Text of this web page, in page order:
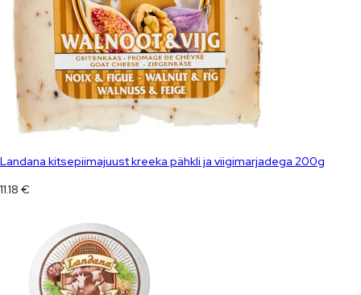
Landana kitsepiimajuust kreeka pähkli ja viigimarjadega 200g
11.18 €